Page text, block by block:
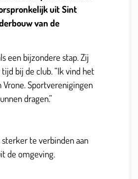
uit Sint
van de
een bijzondere stap. Zij
bij de club. “Ik vind het
Sportverenigingen
dragen.”
te verbinden aan
de omgeving.